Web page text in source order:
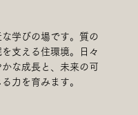
学びの場です。質の
支える住環境。日々
な成長と、未来の可
力を育みます。